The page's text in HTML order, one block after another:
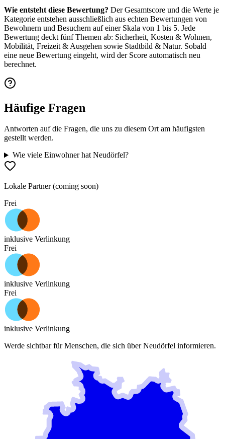
Wie entsteht diese Bewertung? Der Gesamtscore und die Werte je
Kategorie entstehen ausschließlich aus echten Bewertungen von
Bewohnern und Besuchern auf einer Skala von 1 bis 5. Jede
Bewertung deckt fünf Themen ab: Sicherheit, Kosten & Wohnen,
Mobilität, Freizeit & Ausgehen sowie Stadtbild & Natur. Sobald
eine neue Bewertung eingeht, wird der Score automatisch neu
berechnet.
Häufige Fragen
Antworten auf die Fragen, die uns zu diesem Ort am häufigsten
gestellt werden.
Wie viele Einwohner hat Neudörfel?
Lokale Partner (coming soon)
Frei
inklusive Verlinkung
Frei
inklusive Verlinkung
Frei
inklusive Verlinkung
Werde sichtbar für Menschen, die sich überNeudörfel informieren.